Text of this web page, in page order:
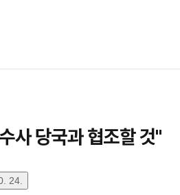
사 당국과 협조할 것"
24.